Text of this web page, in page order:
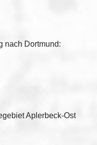
nach Dortmund:
Aplerbeck-Ost